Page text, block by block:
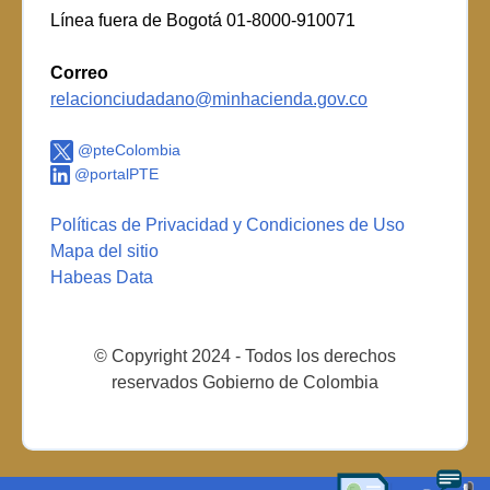
Línea fuera de Bogotá 01-8000-910071
Correo
relacionciudadano@minhacienda.gov.co
@pteColombia
@portalPTE
Políticas de Privacidad y Condiciones de Uso
Mapa del sitio
Habeas Data
© Copyright 2024 - Todos los derechos
reservados Gobierno de Colombia